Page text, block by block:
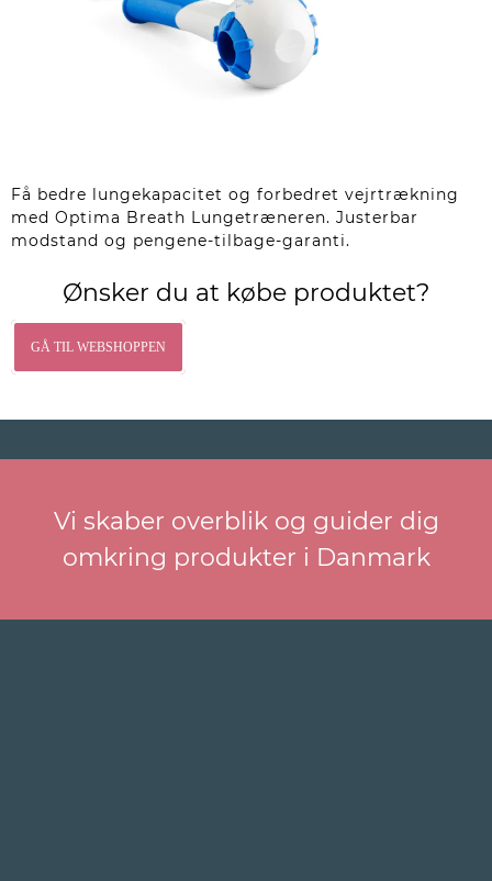
Få bedre lungekapacitet og forbedret vejrtrækning
med Optima Breath Lungetræneren. Justerbar
modstand og pengene-tilbage-garanti.
Ønsker du at købe produktet?
GÅ TIL WEBSHOPPEN
Vi skaber overblik og guider dig
omkring produkter i Danmark